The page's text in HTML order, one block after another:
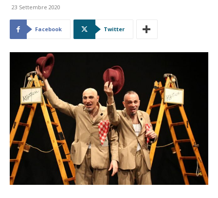
23 Settembre 2020
Facebook Twitter